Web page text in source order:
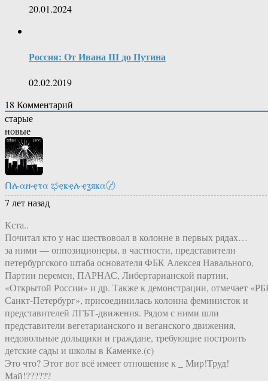
20.01.2024
Россия: От Ивана III до Путина
02.02.2019
18 Комментарий
старые
новые
Ոሉαዙҿτα ಭҿҝҿሉҿʓяҝα〄
7 лет назад
Кста..
Почитал кто у нас шествовоал в колонне в первых рядах…
за ними — оппозиционеры, в частности, представители
петербургского штаба основателя ФБК Алексея Навального,
Партии перемен, ПАРНАС, Либертарианской партии,
«Открытой России» и др. Также к демонстрации, отмечает
Санкт-Петербург», присоединилась колонна феминисток и
представителей ЛГБТ-движения. Рядом с ними шли
представители вегетарианского и веганского движения,
недовольные дольщики и граждане, требующие построить
детские сады и школы в Каменке.(с)
Это что? Этот вот всё имеет отношение к _ Мир!Труд!
Май!??????